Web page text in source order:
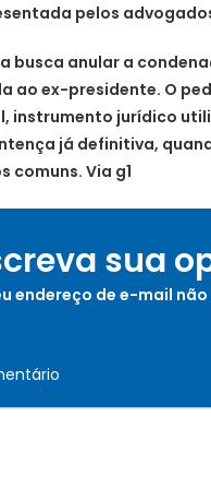
pelos
busca anular a
ao ex-presidente. O
instrumento jurídico
já definitiva,
comuns. Via g1
sua
endereço de e-mail